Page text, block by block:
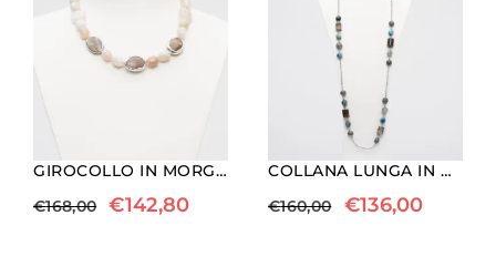
GIROCOLLO IN MORGANITE E PIETRA DEL SOLE
€168,00 €142,80
COLLANA LUNGA IN AGATA SALVIA, DIASPRO MADAGASCAR ED APATITE, CON EMATITE
€160,00 €136,00